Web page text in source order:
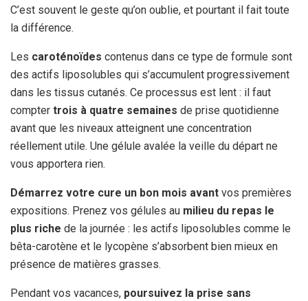
C’est souvent le geste qu’on oublie, et pourtant il fait toute
la différence.
Les caroténoïdes contenus dans ce type de formule sont
des actifs liposolubles qui s’accumulent progressivement
dans les tissus cutanés. Ce processus est lent : il faut
compter trois à quatre semaines de prise quotidienne
avant que les niveaux atteignent une concentration
réellement utile. Une gélule avalée la veille du départ ne
vous apportera rien.
Démarrez votre cure un bon mois avant vos premières
expositions. Prenez vos gélules au milieu du repas le
plus riche de la journée : les actifs liposolubles comme le
bêta-carotène et le lycopène s’absorbent bien mieux en
présence de matières grasses.
Pendant vos vacances, poursuivez la prise sans